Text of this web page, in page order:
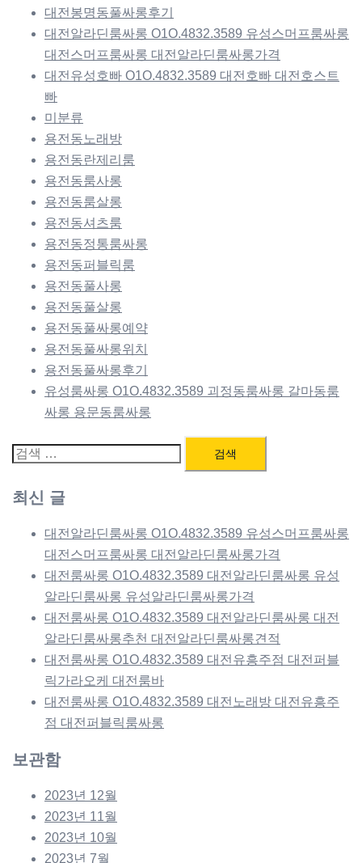
대전봉명동풀싸롱후기
대전알라딘룸싸롱 O1O.4832.3589 유성스머프룸싸롱
대전스머프룸싸롱 대전알라딘룸싸롱가격
대전유성호빠 O1O.4832.3589 대전호빠 대전호스트
빠
미분류
용전동노래방
용전동란제리룸
용전동룸사롱
용전동룸살롱
용전동셔츠룸
용전동정통룸싸롱
용전동퍼블릭룸
용전동풀사롱
용전동풀살롱
용전동풀싸롱예약
용전동풀싸롱위치
용전동풀싸롱후기
유성룸싸롱 O1O.4832.3589 괴정동룸싸롱 갈마동룸
싸롱 용문동룸싸롱
검
최신 글
대전알라딘룸싸롱 O1O.4832.3589 유성스머프룸싸롱
대전스머프룸싸롱 대전알라딘룸싸롱가격
대전룸싸롱 O1O.4832.3589 대전알라딘룸싸롱 유성
알라딘룸싸롱 유성알라딘룸싸롱가격
대전룸싸롱 O1O.4832.3589 대전알라딘룸싸롱 대전
알라딘룸싸롱추천 대전알라딘룸싸롱견적
대전룸싸롱 O1O.4832.3589 대전유흥주점 대전퍼블
릭가라오케 대전룸바
대전룸싸롱 O1O.4832.3589 대전노래방 대전유흥주
점 대전퍼블릭룸싸롱
보관함
2023년 12월
2023년 11월
2023년 10월
2023년 7월